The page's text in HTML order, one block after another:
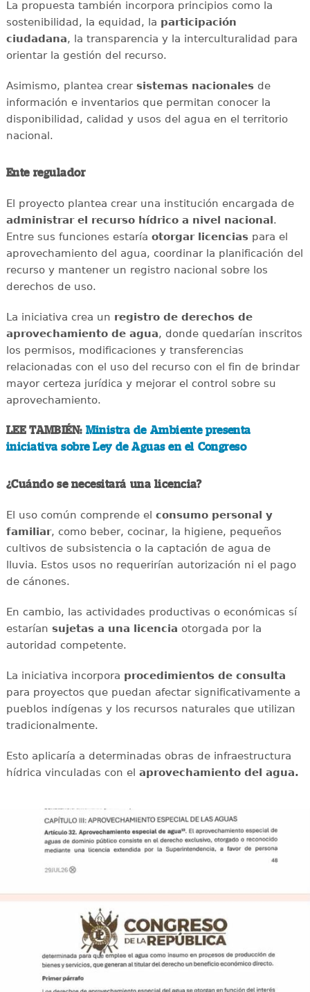
La propuesta también incorpora principios como la
sostenibilidad, la equidad, la participación
ciudadana, la transparencia y la interculturalidad para
orientar la gestión del recurso.
Asimismo, plantea crear sistemas nacionalesde
información e inventarios que permitan conocer la
disponibilidad, calidad y usos del agua en el territorio
nacional.
Ente regulador
El proyecto plantea crear una institución encargada de
administrar el recurso hídrico a nivel nacional.
Entre sus funciones estaría otorgar licenciaspara el
aprovechamiento del agua, coordinar la planificación del
recurso y mantener un registro nacional sobre los
derechos de uso.
La iniciativa crea un registro de derechos de
aprovechamiento de agua, donde quedarían inscritos
los permisos, modificaciones y transferencias
relacionadas con el uso del recurso con el fin de brindar
mayor certeza jurídica y mejorar el control sobre su
aprovechamiento.
LEE TAMBIÉN: Ministra de Ambiente presenta
iniciativa sobre Ley de Aguas en el Congreso
¿Cuándo se necesitará una licencia?
El uso común comprende el consumo personal y
familiar, como beber, cocinar, la higiene, pequeños
cultivos de subsistencia o la captación de agua de
lluvia. Estos usos no requerirían autorización ni el pago
de cánones.
En cambio, las actividades productivas o económicas sí
estarían sujetas a una licencia otorgada por la
autoridad competente.
La iniciativa incorpora procedimientos de consulta
para proyectos que puedan afectar significativamente a
pueblos indígenas y los recursos naturales que utilizan
tradicionalmente.
Esto aplicaría a determinadas obras de infraestructura
hídrica vinculadas con el aprovechamiento del agua.